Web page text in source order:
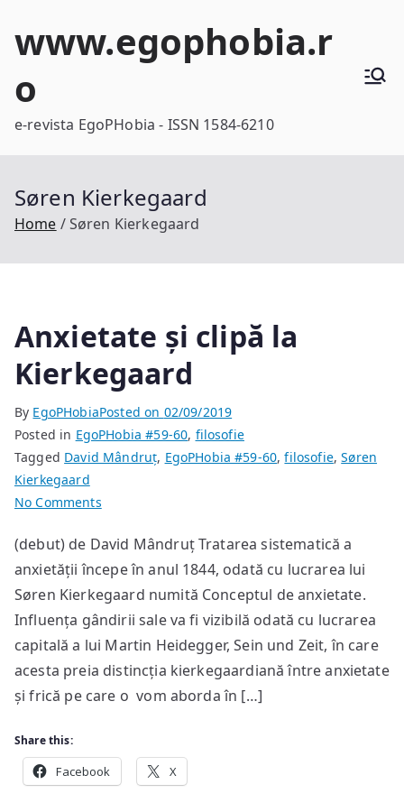
www.egophobia.r
o
e-revista EgoPHobia - ISSN 1584-6210
Søren Kierkegaard
Home Søren Kierkegaard
Anxietate și clipă la
Kierkegaard
By EgoPHobiaPosted on 02/09/2019
Posted in EgoPHobia #59-60, filosofie
Tagged David Mândruț, EgoPHobia #59-60,filosofie,Søren
Kierkegaard
No Commentson
și
clipă
la
Kierkegaard
(debut) de David Mândruț Tratarea sistematică a
anxietății începe în anul 1844, odată cu lucrarea lui
Søren Kierkegaard numită Conceptul de anxietate.
Influența gândirii sale va fi vizibilă odată cu lucrarea
capitală a lui Martin Heidegger, Sein und Zeit, în care
acesta preia distincția kierkegaardiană între anxietate
și frică pe care o vom aborda în […]
Share this:
Facebook X